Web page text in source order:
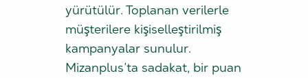
yürütülür. Toplanan verilerle
müşterilere kişiselleştirilmiş
kampanyalar sunulur.
Mizanplus’ta sadakat, bir puan